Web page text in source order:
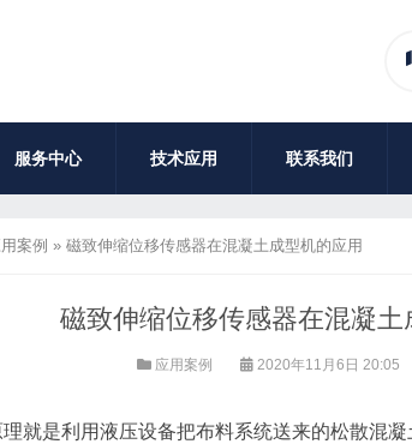
服务中心 技术应用 联系我们
案例 » 磁致伸缩位移传感器在混凝土成型机的应用
磁致伸缩位移传感器在混凝
应用案例 2020年11月6日 20:05
就是利用液压设备把布料系统送来的松散混